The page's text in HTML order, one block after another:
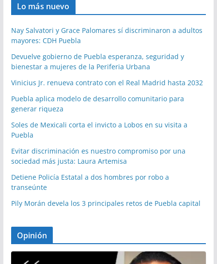
Lo más nuevo
Nay Salvatori y Grace Palomares sí discriminaron a adultos
mayores: CDH Puebla
Devuelve gobierno de Puebla esperanza, seguridad y
bienestar a mujeres de la Periferia Urbana
Vinicius Jr. renueva contrato con el Real Madrid hasta 2032
Puebla aplica modelo de desarrollo comunitario para
generar riqueza
Soles de Mexicali corta el invicto a Lobos en su visita a
Puebla
Evitar discriminación es nuestro compromiso por una
sociedad más justa: Laura Artemisa
Detiene Policía Estatal a dos hombres por robo a
transeúnte
Pily Morán devela los 3 principales retos de Puebla capital
Opinión